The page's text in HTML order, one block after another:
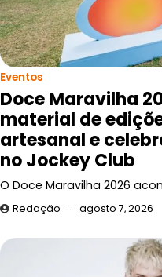
Eventos
Doce Maravilha
material de
artesanal e
no Jockey Club
O Doce Maravilha 2026
Redação agosto 7, 2026